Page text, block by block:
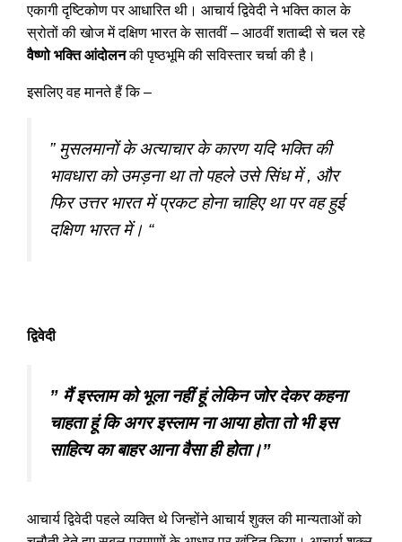
एकागी दृष्टिकोण पर आधारित थी। आचार्य द्विवेदी ने भक्ति काल के
स्रोतों की खोज में दक्षिण भारत के सातवीं – आठवीं शताब्दी से चल रहे
वैष्णो भक्ति आंदोलनकी पृष्ठभूमि की सविस्तार चर्चा की है।
इसलिए वह मानते हैं कि –
” मुसलमानों के अत्याचार के कारण यदि भक्ति की
भावधारा को उमड़ना था तो पहले उसे सिंध में , और
फिर उत्तर भारत में प्रकट होना चाहिए था पर वह हुई
दक्षिण भारत में। “
द्विवेदी
” मैं इस्लाम को भूला नहीं हूं लेकिन जोर देकर कहना
चाहता हूं कि अगर इस्लाम ना आया होता तो भी इस
साहित्य का बाहर आना वैसा ही होता।”
आचार्य द्विवेदी पहले व्यक्ति थे जिन्होंने आचार्य शुक्ल की मान्यताओं को